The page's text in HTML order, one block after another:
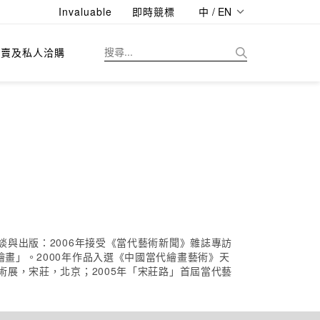
Invaluable 即時競標 中 / EN
及私人洽購
出版：2006年接受《當代藝術新聞》雜誌專訪
」。2000年作品入選《中國當代繪畫藝術》天
，宋莊，北京；2005年「宋莊路」首屆當代藝